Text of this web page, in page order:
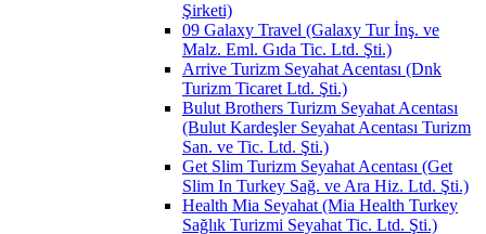
Şirketi)
09 Galaxy Travel (Galaxy Tur İnş. ve
Malz. Eml. Gıda Tic. Ltd. Şti.)
Arrive Turizm Seyahat Acentası (Dnk
Turizm Ticaret Ltd. Şti.)
Bulut Brothers Turizm Seyahat Acentası
(Bulut Kardeşler Seyahat Acentası Turizm
San. ve Tic. Ltd. Şti.)
Get Slim Turizm Seyahat Acentası (Get
Slim In Turkey Sağ. ve Ara Hiz. Ltd. Şti.)
Health Mia Seyahat (Mia Health Turkey
Sağlık Turizmi Seyahat Tic. Ltd. Şti.)